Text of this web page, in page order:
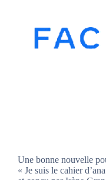
Une bonne nouvelle
« Je suis le cahier